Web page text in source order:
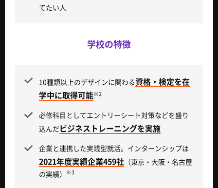
てたい人
学校の特徴
10種類以上のデザインに関わる資格・検定を在
学中に取得可能※2
必修科目としてエントリーシート対策などを盛り
込んだビジネストレーニングを実施
企業と連携した実践型就活。インターンシップは
2021年度実績企業459社 （東京・大阪・名古屋
の実績）
※3